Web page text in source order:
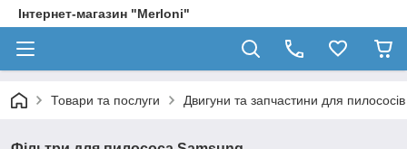
Інтернет-магазин "Merloni"
Товари та послуги Двигуни та запчастини для пилососів